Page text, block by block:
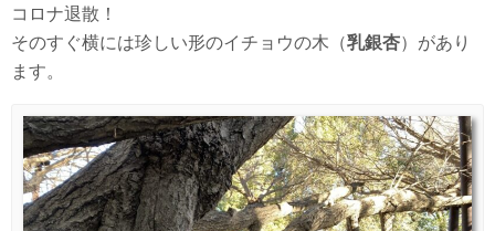
コロナ退散！
そのすぐ横には珍しい形のイチョウの木（乳銀杏）があり
ます。